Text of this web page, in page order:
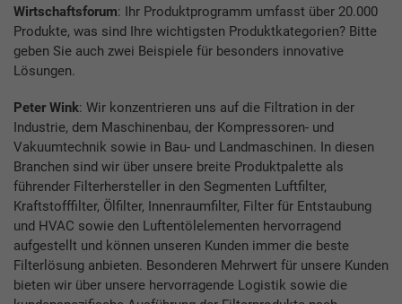
Wirtschaftsforum: Ihr Produktprogramm umfasst über 20.000
Produkte, was sind Ihre wichtigsten Produktkategorien? Bitte
geben Sie auch zwei Beispiele für besonders innovative
Lösungen.
Peter Wink: Wir konzentrieren uns auf die Filtration in der
Industrie, dem Maschinenbau, der Kompressoren- und
Vakuumtechnik sowie in Bau- und Landmaschinen. In diesen
Branchen sind wir über unsere breite Produktpalette als
führender Filterhersteller in den Segmenten Luftfilter,
Kraftstofffilter, Ölfilter, Innenraumfilter, Filter für Entstaubung
und HVAC sowie den Luftentölelementen hervorragend
aufgestellt und können unseren Kunden immer die beste
Filterlösung anbieten. Besonderen Mehrwert für unsere Kunden
bieten wir über unsere hervorragende Logistik sowie die